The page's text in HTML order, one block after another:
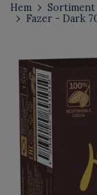
Hem Sortiment
Fazer - Dark